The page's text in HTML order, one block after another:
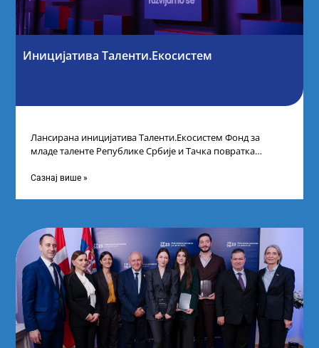
Иницијатива Таленти.Екосистем
Лансирана иницијатива Таленти.Екосистем Фонд за
младе таленте Републике Србије и Тачка повратка
догађају су се
Сазнај више »